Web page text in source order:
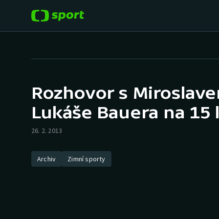
Hokej
Tenis
Cyklistika
Baseball a softbal
Basketbal
Rozhovor s
Lukáše Bauera na 15
26. 2. 2013
Archiv Zimní sporty